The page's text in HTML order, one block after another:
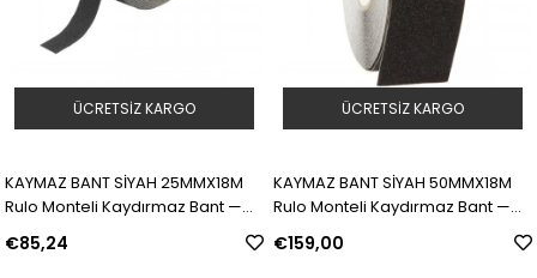
KAYMAZ BANT SİYAH 25MMX18M
Rulo Monteli Kaydırmaz Bant —
Siyah | Model: 78189 | SKU:
Y137904
€85,24
ÜCRETSIZ KARGO
KAYMAZ BANT SİYAH 50MMX18M
Rulo Monteli Kaydırmaz Bant —
Siyah | Model: 78190 | SKU:
Y137905
€159,00
ÜCRETSIZ KARGO